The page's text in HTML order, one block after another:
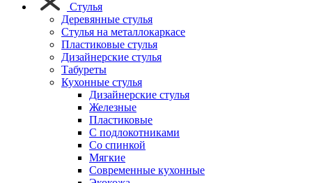
Стулья
Деревянные стулья
Стулья на металлокаркасе
Пластиковые стулья
Дизайнерские стулья
Табуреты
Кухонные стулья
Дизайнерские стулья
Железные
Пластиковые
С подлокотниками
Со спинкой
Мягкие
Современные кухонные